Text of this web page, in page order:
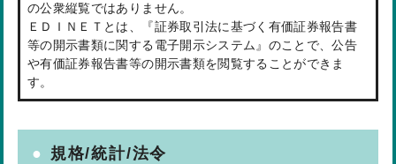
の公衆縦覧ではありません。
ＥＤＩＮＥＴとは、『証券取引法に基づく有価証券報告書
等の開示書類に関する電子開示システム』のことで、公告
や有価証券報告書等の開示書類を閲覧することができま
す。
規格/統計/法令